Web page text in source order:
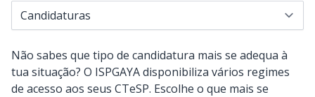
Navegar para...
Não sabes que tipo de candidatura mais se adequa à
tua situação? O ISPGAYA disponibiliza vários regimes
de acesso aos seus CTeSP. Escolhe o que mais se